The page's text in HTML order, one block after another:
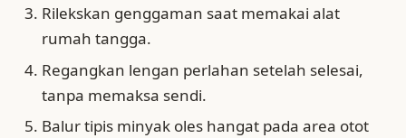
Rilekskan genggaman saat memakai alat
rumah tangga.
Regangkan lengan perlahan setelah selesai,
tanpa memaksa sendi.
Balur tipis minyak oles hangat pada area otot